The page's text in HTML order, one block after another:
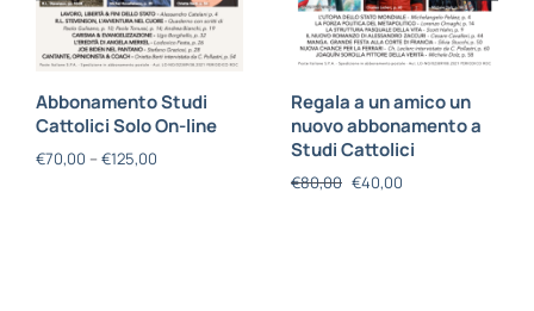
Abbonamento Studi
Cattolici Solo On-line
€70,00 – €125,00
Regala a un amico un
nuovo abbonamento a
Studi Cattolici
€80,00 €40,00